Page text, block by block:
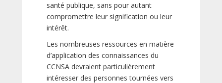
santé publique, sans pour autant
compromettre leur signification ou leur
intérêt.
Les nombreuses ressources en matière
d’application des connaissances du
CCNSA devraient particulièrement
intéresser des personnes tournées vers